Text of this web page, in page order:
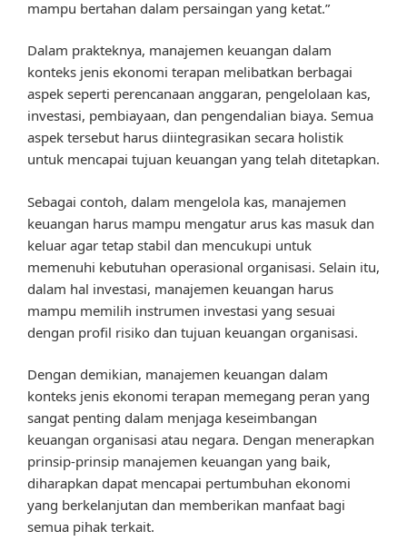
mampu bertahan dalam persaingan yang ketat.”
Dalam prakteknya, manajemen keuangan dalam
konteks jenis ekonomi terapan melibatkan berbagai
aspek seperti perencanaan anggaran, pengelolaan kas,
investasi, pembiayaan, dan pengendalian biaya. Semua
aspek tersebut harus diintegrasikan secara holistik
untuk mencapai tujuan keuangan yang telah ditetapkan.
Sebagai contoh, dalam mengelola kas, manajemen
keuangan harus mampu mengatur arus kas masuk dan
keluar agar tetap stabil dan mencukupi untuk
memenuhi kebutuhan operasional organisasi. Selain itu,
dalam hal investasi, manajemen keuangan harus
mampu memilih instrumen investasi yang sesuai
dengan profil risiko dan tujuan keuangan organisasi.
Dengan demikian, manajemen keuangan dalam
konteks jenis ekonomi terapan memegang peran yang
sangat penting dalam menjaga keseimbangan
keuangan organisasi atau negara. Dengan menerapkan
prinsip-prinsip manajemen keuangan yang baik,
diharapkan dapat mencapai pertumbuhan ekonomi
yang berkelanjutan dan memberikan manfaat bagi
semua pihak terkait.